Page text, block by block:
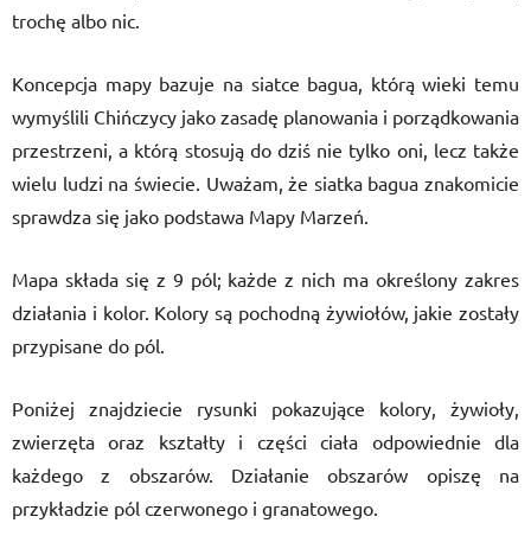
trochę albo nic.
Koncepcja mapy bazuje na siatce bagua, którą wieki temu
wymyślili Chińczycy jako zasadę planowania i porządkowania
przestrzeni, a którą stosują do dziś nie tylko oni, lecz także
wielu ludzi na świecie. Uważam, że siatka bagua znakomicie
sprawdza się jako podstawa Mapy Marzeń.
Mapa składa się z 9 pól; każde z nich ma określony zakres
działania i kolor. Kolory są pochodną żywiołów, jakie zostały
przypisane do pól.
Poniżej znajdziecie rysunki pokazujące kolory, żywioły,
zwierzęta oraz kształty i części ciała odpowiednie dla
każdego z obszarów. Działanie obszarów opiszę na
przykładzie pól czerwonego i granatowego.